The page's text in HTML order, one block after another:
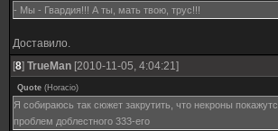
- Мы - Гвардия!!! А ты, мать твою, трус!!!
Доставило.
[8] TrueMan [2010-11-05, 4:04:21]
Quote (Horacio)
Я собираюсь так сюжет закрутить, что некроны
проблем доблестного 333-его